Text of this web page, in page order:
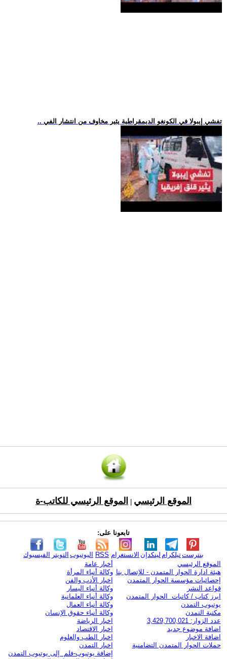
.. تفشي إيبولا في الكونغو الديمقراطية يثير مخاوف من انتشار الفي
الموقع الرئيسي الموقع الرئيسي للكاتب-ة
تابعونا على:
الفيسبوك التويتر اليوتيوب RSS الانستغرام لينكدإن تيلكرامبنترست
الموقع الرئيسي
هيئة ادارة الحوار المتمدن - للإتصال بنا
إحصائيات مؤسسة الحوار المتمدن
قواعد النشر
ابرز كتاب / كاتبات الحوار المتمدن
يوتيوب التمدن
مكتبة التمدن
عدد الزوار: 3,429,700,021
اضافة موضوع جديد
اضافة الاخبار
حملات الحوار المتمدن التضامنية
أخبار عامة
وكالة أنباء المرأة
اخبار الأدب والفن
وكالة أنباء اليسار
وكالة أنباء العلمانية
وكالة أنباء العمال
وكالة أنباء حقوق الإنسان
اخبار الرياضة
اخبار الاقتصاد
اخبار الطب والعلوم
اخبار التمدن
إضافة يوتيوب-فلم إلى يوتيوب التمدن